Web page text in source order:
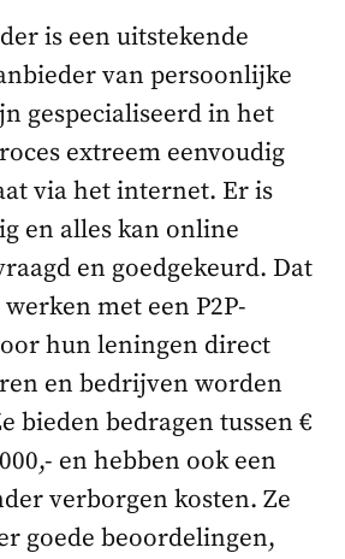
is een uitstekende
van persoonlijke
gespecialiseerd in het
extreem eenvoudig
via het internet. Er is
en alles kan online
en goedgekeurd. Dat
met een P2P-
hun leningen direct
en bedrijven worden
bieden bedragen tussen €
en hebben ook een
verborgen kosten. Ze
goede beoordelingen,